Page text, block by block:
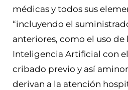
médicas y todos sus
“incluyendo el
anteriores, como el uso
Inteligencia Artificial con
cribado previo y así
derivan a la atención